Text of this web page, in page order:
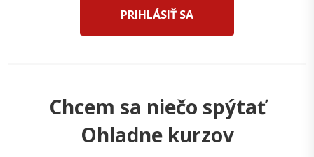
PRIHLÁSIŤ SA
Chcem sa niečo spýtať
Ohladne kurzov